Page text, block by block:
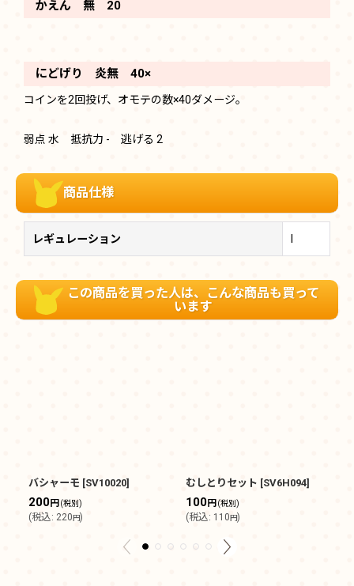
かえん 無 20
にどげり 炎無 40×
コインを2回投げ、オモテの数×40ダメージ。
弱点 水 抵抗力 - 逃げる 2
商品仕様
レギュレーション
この商品を買った人は、こんな商品も買って
います
バシャーモ [SV10020]
200円(税別)
(税込: 220円)
むしとりセット [SV6H094]
100円(税別)
(税込: 110円)